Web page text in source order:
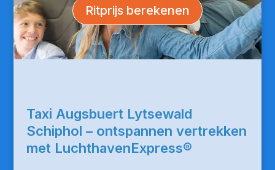
Ritprijs berekenen
Taxi Augsbuert Lytsewald
Schiphol – ontspannen vertrekken
met LuchthavenExpress®